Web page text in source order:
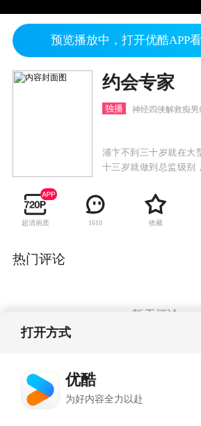
预览播放中，打开优酷APP
约会专家
独播 神经四侠解救痴男
浦卞不到三十岁就在大
十三岁就做到总监级别
产，妻子离他而去。走
一季广告的合约，击败
了广告公司老总牵走相
超清画质 1610 收藏
热门评论
暂无评论
打开方式
优酷
为好内容全力以赴